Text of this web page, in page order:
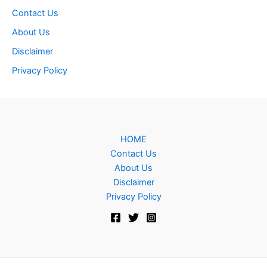
Contact Us
About Us
Disclaimer
Privacy Policy
HOME
Contact Us
About Us
Disclaimer
Privacy Policy